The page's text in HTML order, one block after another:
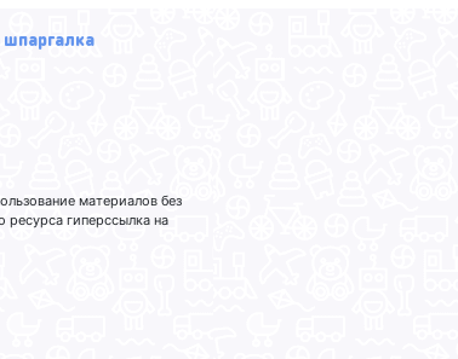
материалов без
гиперссылка на